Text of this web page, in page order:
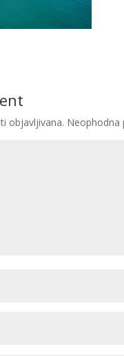
objavljivana. Neophodna